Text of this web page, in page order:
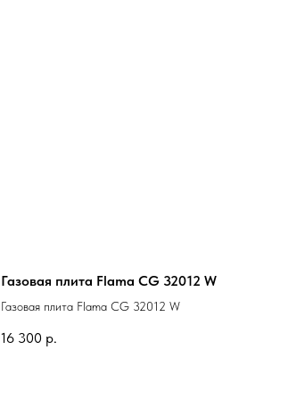
Газовая плита Flama CG 32012 W
Газовая плита Flama CG 32012 W
16 300 р.